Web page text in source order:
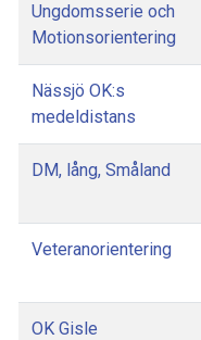
Ungdomsserie och
Motionsorientering
Nässjö OK:s
medeldistans
DM, lång, Småland
Veteranorientering
OK Gisle